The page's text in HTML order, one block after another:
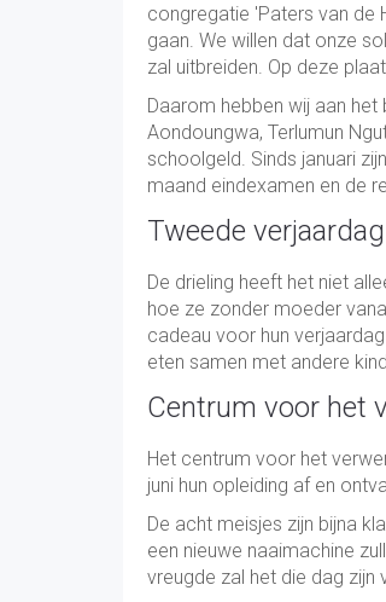
congregatie 'Paters van de
gaan. We willen dat onze
zal uitbreiden. Op deze
Daarom hebben wij aan
Aondoungwa, Terlumun
schoolgeld. Sinds januari
maand eindexamen en de
Tweede
De drieling heeft het niet
hoe ze zonder moeder
cadeau voor hun
eten samen met andere
Centrum voor het
Het centrum voor het
juni hun opleiding af en
De acht meisjes zijn bijna
een nieuwe naaimachine
vreugde zal het die dag zijn